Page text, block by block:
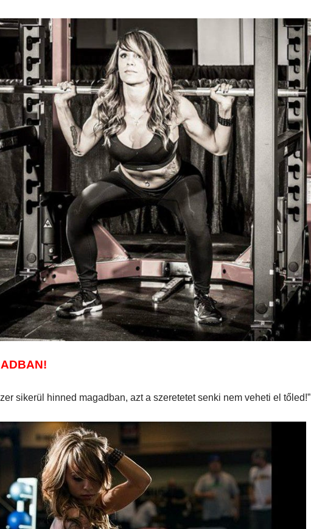
sikerül hinned magadban, azt a szeretetet senki nem veheti el tőled!”